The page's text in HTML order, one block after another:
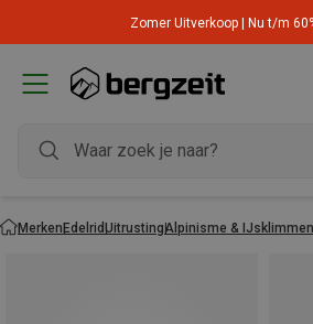
Zomer Uitverkoop | Nu t/m
MerkenEdelridUitrustingAlpinisme & IJsklimmen